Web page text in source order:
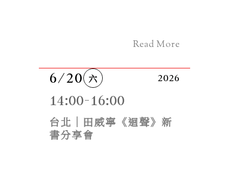
Read More
6/20 六 2026
14:00-16:00
台北｜田威寧《迴聲》新
書分享會